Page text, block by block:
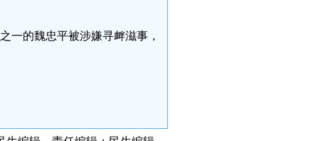
一的魏忠平被涉嫌寻衅滋事，